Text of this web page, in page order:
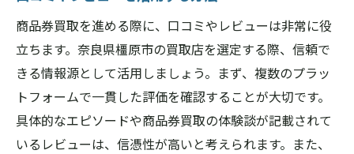
商品券買取を進める際に、口コミやレビューは非常に役
立ちます。奈良県橿原市の買取店を選定する際、信頼で
きる情報源として活用しましょう。まず、複数のプラッ
トフォームで一貫した評価を確認することが大切です。
具体的なエピソードや商品券買取の体験談が記載されて
いるレビューは、信憑性が高いと考えられます。また、